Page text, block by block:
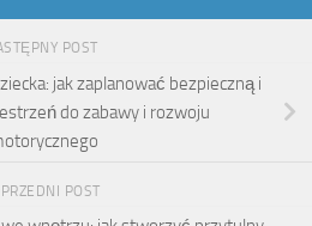
POST
jak zaplanować bezpieczną i
do zabawy i rozwoju
POST